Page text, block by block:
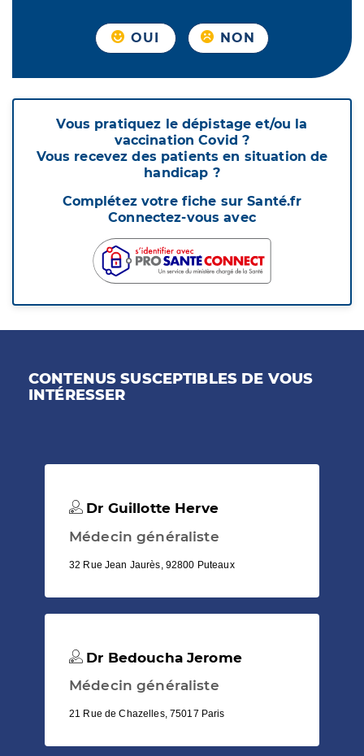
OUI NON
Vous pratiquez le dépistage et/ou la
vaccination Covid ?
Vous recevez des patients en situation de
handicap ?
Complétez votre fiche sur Santé.fr
Connectez-vous avec
CONTENUS SUSCEPTIBLES DE VOUS
INTÉRESSER
Dr Guillotte Herve
Médecin généraliste
32 Rue Jean Jaurès, 92800 Puteaux
Dr Bedoucha Jerome
Médecin généraliste
21 Rue de Chazelles, 75017 Paris